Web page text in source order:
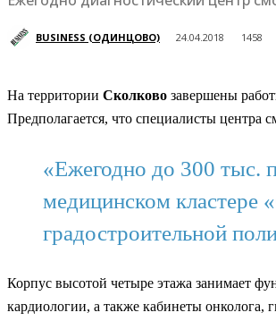
BUSINESS (ОДИНЦОВО) 24.04.2018 1458
На территории Сколково завершены
Предполагается, что специалисты центра
«Ежегодно до 300 тыс.
медицинском кластере
градостроительной
Корпус высотой четыре этажа занимает
кардиологии, а также кабинеты онколога,